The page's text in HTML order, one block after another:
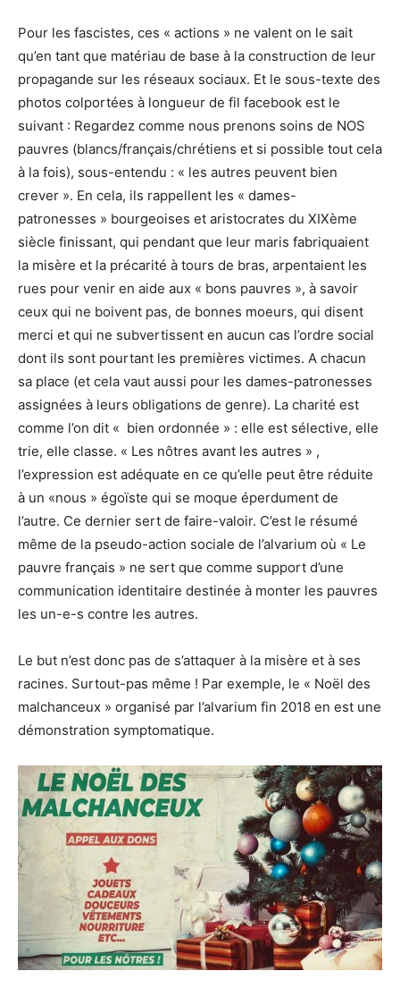
Pour les fascistes, ces « actions » ne valent on le sait
qu’en tant que matériau de base à la construction de leur
propagande sur les réseaux sociaux. Et le sous-texte des
photos colportées à longueur de fil facebook est le
suivant : Regardez comme nous prenons soins de NOS
pauvres (blancs/français/chrétiens et si possible tout cela
à la fois), sous-entendu : « les autres peuvent bien
crever ». En cela, ils rappellent les « dames-
patronesses » bourgeoises et aristocrates du XIXème
siècle finissant, qui pendant que leur maris fabriquaient
la misère et la précarité à tours de bras, arpentaient les
rues pour venir en aide aux « bons pauvres », à savoir
ceux qui ne boivent pas, de bonnes moeurs, qui disent
merci et qui ne subvertissent en aucun cas l’ordre social
dont ils sont pourtant les premières victimes. A chacun
sa place (et cela vaut aussi pour les dames-patronesses
assignées à leurs obligations de genre). La charité est
comme l’on dit « bien ordonnée » : elle est sélective, elle
trie, elle classe. « Les nôtres avant les autres » ,
l’expression est adéquate en ce qu’elle peut être réduite
à un «nous » égoïste qui se moque éperdument de
l’autre. Ce dernier sert de faire-valoir. C’est le résumé
même de la pseudo-action sociale de l’alvarium où « Le
pauvre français » ne sert que comme support d’une
communication identitaire destinée à monter les pauvres
les un-e-s contre les autres.
Le but n’est donc pas de s’attaquer à la misère et à ses
racines. Surtout-pas même ! Par exemple, le « Noël des
malchanceux » organisé par l’alvarium fin 2018 en est une
démonstration symptomatique.